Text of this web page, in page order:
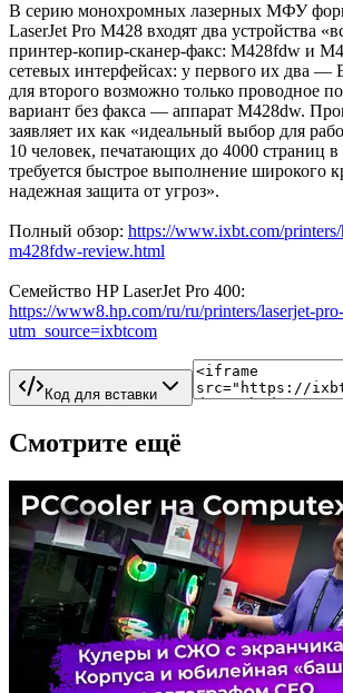
В серию монохромных лазерных МФУ
LaserJet Pro M428 входят два устройства
принтер-копир-сканер-факс: M428fdw и
сетевых интерфейсах: у первого их два —
для второго возможно только проводное
вариант без факса — аппарат M428dw.
заявляет их как «идеальный выбор для
10 человек, печатающих до 4000 страниц
требуется быстрое выполнение широкого
надежная защита от угроз».
Полный обзор: https://www.ixbt.com/
m428fdw-review.html
Семейство HP LaserJet Pro 400:
https://www8.hp.com/ru/ru/printers/laserjet-
utm_source=ixbtcom
Код для вставки
Смотрите ещё